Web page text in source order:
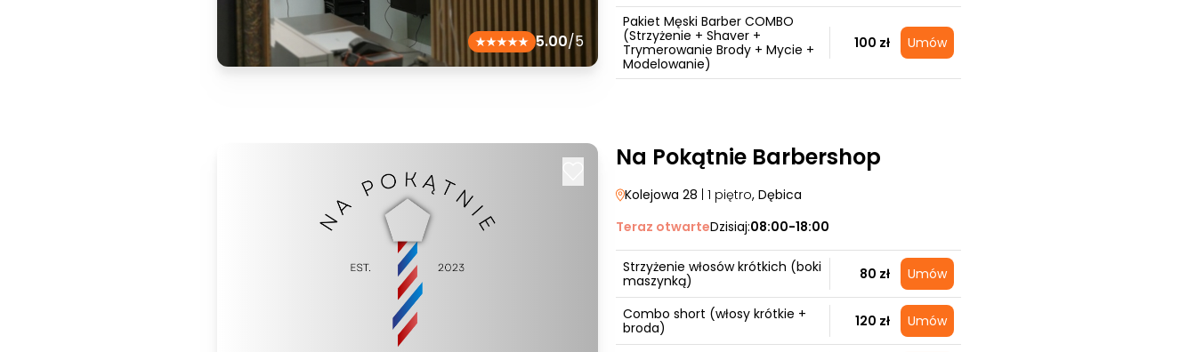
5.00/5
Pakiet Męski Barber COMBO
(Strzyżenie + Shaver +
Trymerowanie Brody + Mycie +
Modelowanie)
100 zł Umów
Na Pokątnie Barbershop
Kolejowa 28 | 1 piętro, Dębica
Teraz otwarteDzisiaj:08:00-18:00
Strzyżenie włosów krótkich (boki
maszynką)
80 zł Umów
Combo short (włosy krótkie +
broda)
120 zł Umów